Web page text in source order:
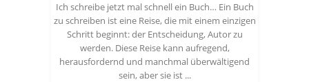
Ich schreibe jetzt mal schnell ein Buch… Ein Buch
zu schreiben ist eine Reise, die mit einem einzigen
Schritt beginnt: der Entscheidung, Autor zu
werden. Diese Reise kann aufregend,
herausfordernd und manchmal überwältigend
sein, aber sie ist ...